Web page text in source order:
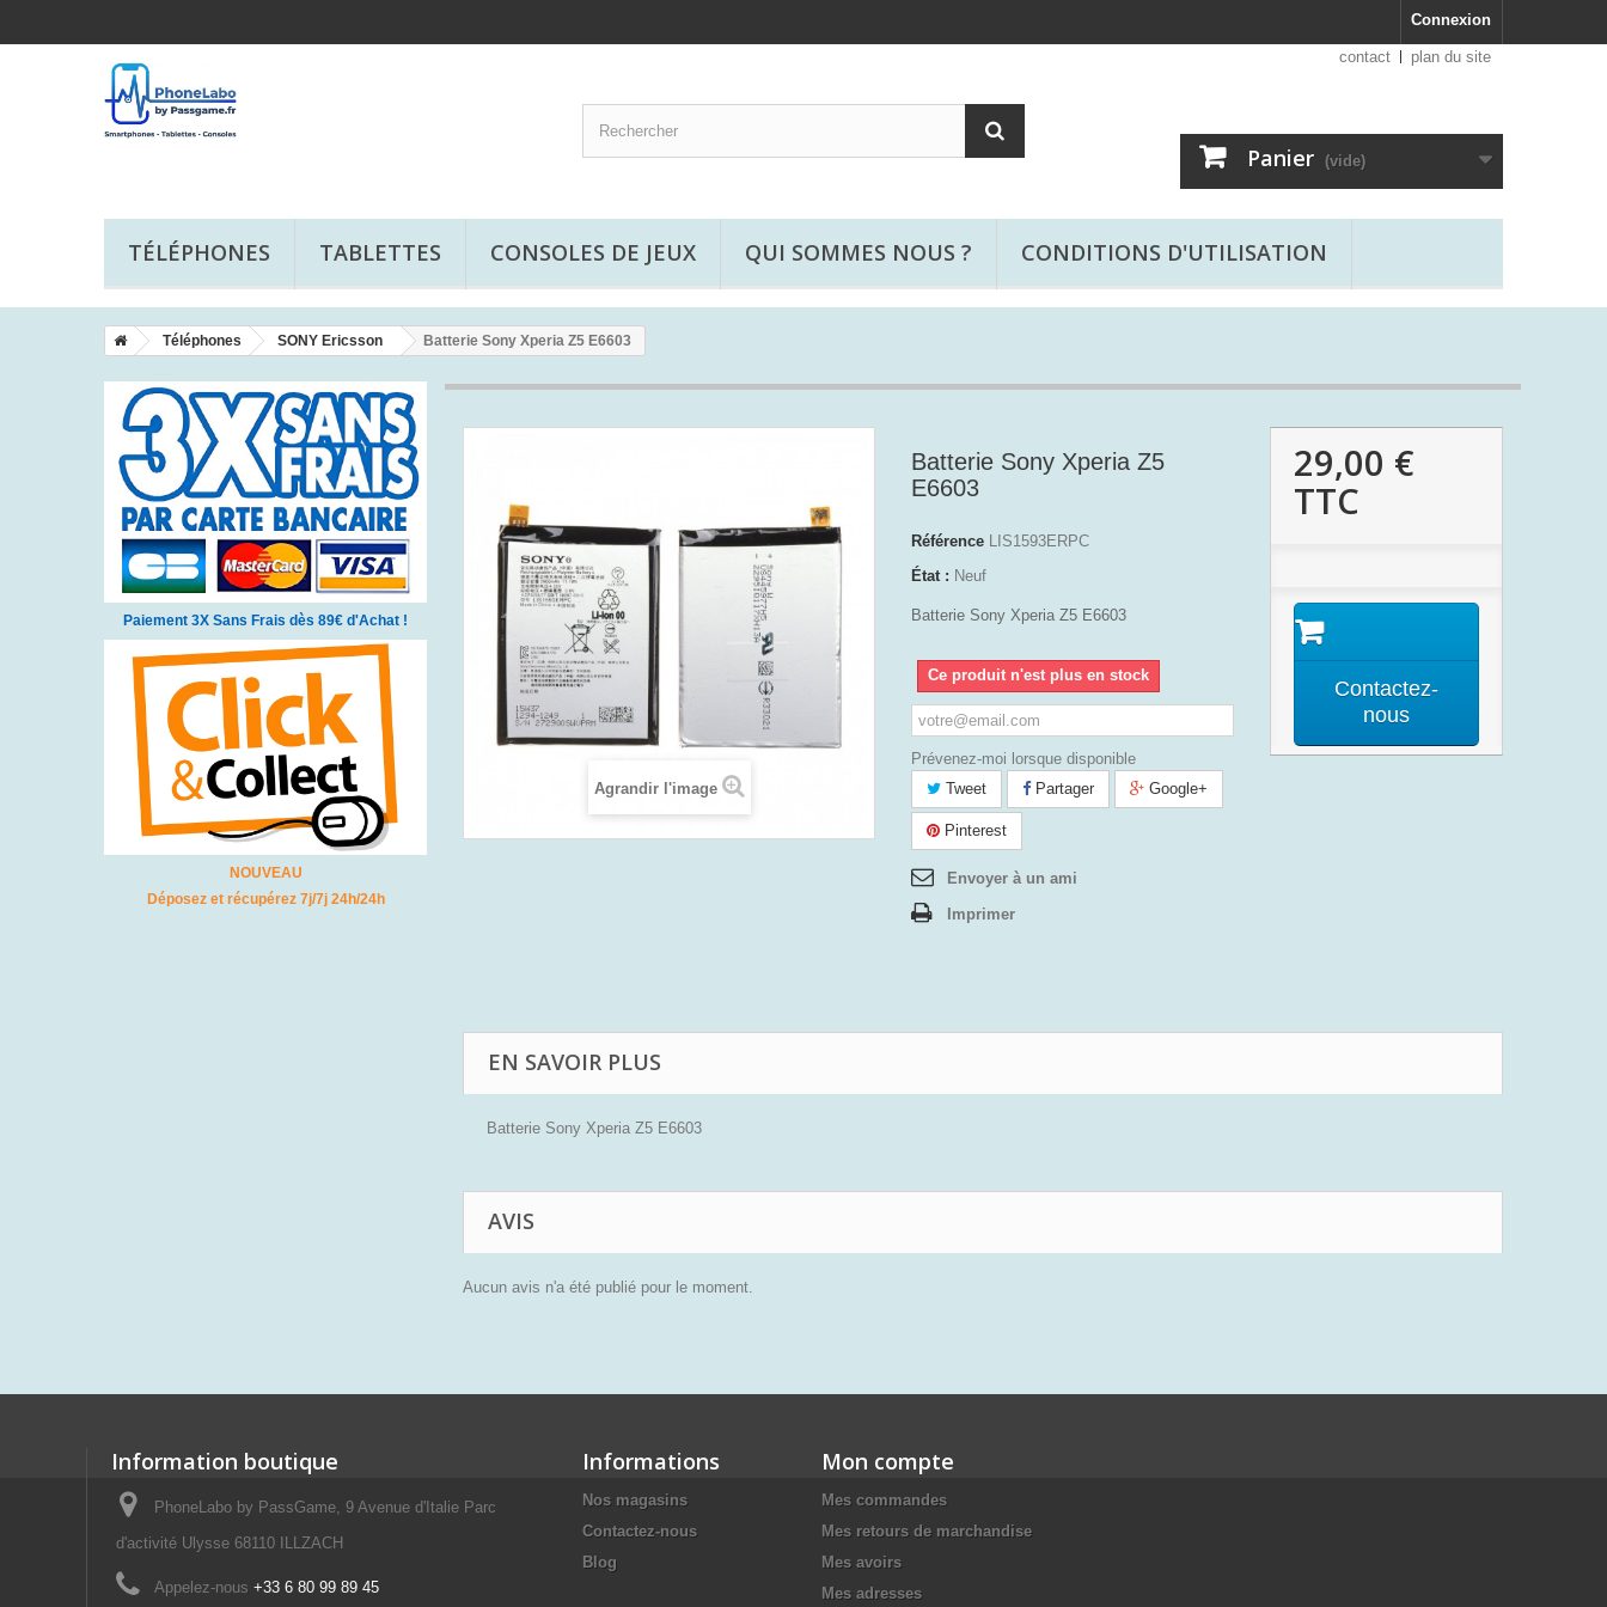
Connexion
contact plan du site
Panier (vide)
TÉLÉPHONES TABLETTES CONSOLES DE JEUX QUI SOMMES NOUS ? CONDITIONS D'UTILISATION
Téléphones SONY Ericsson Batterie Sony Xperia Z5 E6603
Paiement 3X Sans Frais dès 89€ d'Achat !
NOUVEAU
Déposez et récupérez 7j/7j 24h/24h
Agrandir l'image
Batterie Sony Xperia Z5
E6603
Référence LIS1593ERPC
État : Neuf
Batterie Sony Xperia Z5 E6603
Ce produit n'est plus en stock
Prévenez-moi lorsque disponible
Tweet
Partager Google+
Pinterest
Envoyer à un ami
Imprimer
29,00 €
TTC
Contactez-
nous
EN SAVOIR PLUS
Batterie Sony Xperia Z5 E6603
AVIS
Aucun avis n'a été publié pour le moment.
Information boutique
PhoneLabo by PassGame, 9 Avenue d'Italie Parc
d'activité Ulysse 68110 ILLZACH
Appelez-nous +33 6 80 99 89 45
Informations
Nos magasins
Contactez-nous
Blog
Mon compte
Mes commandes
Mes retours de marchandise
Mes avoirs
Mes adresses